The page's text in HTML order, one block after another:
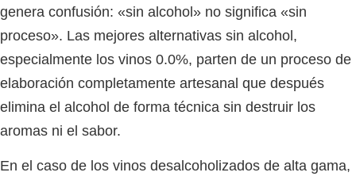
genera confusión: «sin alcohol» no significa «sin
proceso». Las mejores alternativas sin alcohol,
especialmente los vinos 0.0%, parten de un proceso de
elaboración completamente artesanal que después
elimina el alcohol de forma técnica sin destruir los
aromas ni el sabor.
En el caso de los vinos desalcoholizados de alta gama,